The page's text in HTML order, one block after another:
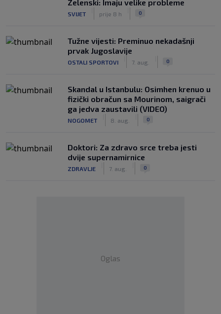
Zelenski: Imaju velike probleme
SVIJET prije 8 h 0
Tužne vijesti: Preminuo nekadašnji
prvak Jugoslavije
OSTALI SPORTOVI 7. aug. 0
Skandal u Istanbulu: Osimhen krenuo u
fizički obračun sa Mourinom, saigrači
ga jedva zaustavili (VIDEO)
NOGOMET 8. aug. 0
Doktori: Za zdravo srce treba jesti
dvije supernamirnice
ZDRAVLJE 7. aug. 0
Oglas